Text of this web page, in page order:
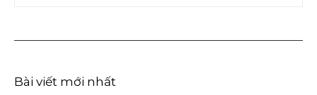
Bài viết mới nhất